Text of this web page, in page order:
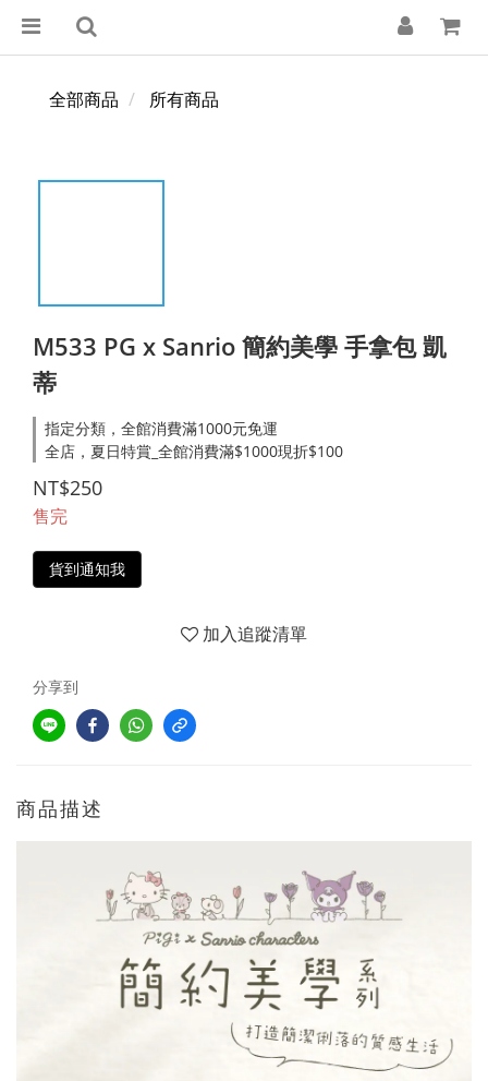
全部商品 所有商品
M533 PG x Sanrio 簡約美學 手拿包 凱
蒂
指定分類，全館消費滿1000元免運
全店，夏日特賞_全館消費滿$1000現折$100
NT$250
售完
貨到通知我
加入追蹤清單
分享到
商品描述